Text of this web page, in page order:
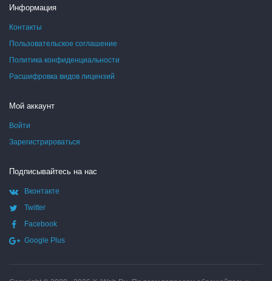
Информация
Контакты
Пользовательское соглашение
Политика конфиденциальности
Расшифровка видов лицензий
Мой аккаунт
Войти
Зарегистрироваться
Подписывайтесь на нас
Вконтакте
Twitter
Facebook
Google Plus